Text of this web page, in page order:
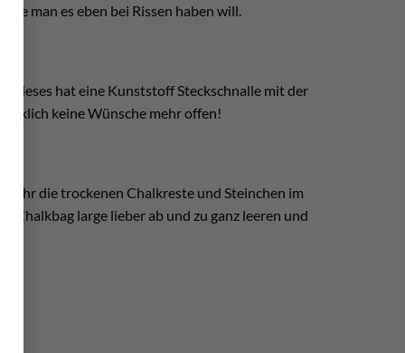
man es eben bei Rissen haben will.
Dieses hat eine Kunststoff Steckschnalle mit der
keine Wünsche mehr offen!
die trockenen Chalkreste und Steinchen im
Chalkbag large lieber ab und zu ganz leeren und